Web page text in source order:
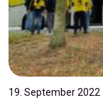
19. September 2022